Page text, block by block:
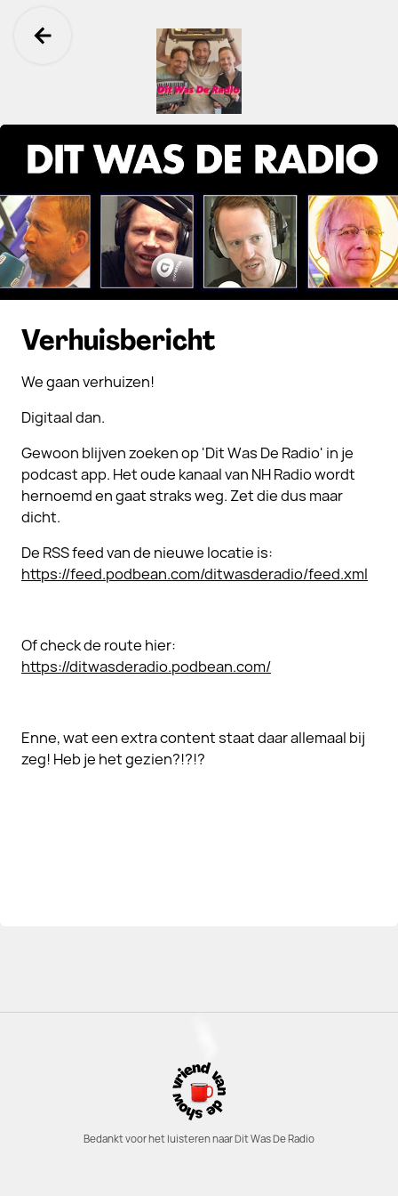
Ga terug
Verhuisbericht
We gaan verhuizen!
Digitaal dan.
Gewoon blijven zoeken op 'Dit Was De Radio' in je
podcast app. Het oude kanaal van NH Radio wordt
hernoemd en gaat straks weg. Zet die dus maar
dicht.
De RSS feed van de nieuwe locatie is:
https://feed.podbean.com/ditwasderadio/feed.xml
Of check de route hier:
https://ditwasderadio.podbean.com/
Enne, wat een extra content staat daar allemaal bij
zeg! Heb je het gezien?!?!?
Bedankt voor het luisteren naar Dit Was De Radio